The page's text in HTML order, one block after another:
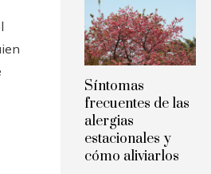
Síntomas
frecuentes de las
alergias
estacionales y
cómo aliviarlos